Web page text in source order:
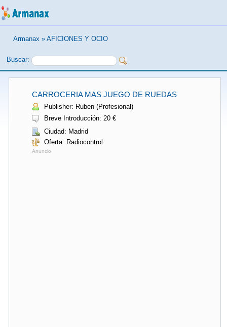
Armanax » AFICIONES Y OCIO
Buscar:
CARROCERIA MAS JUEGO DE RUEDAS
Publisher: Ruben (Profesional)
Breve Introducción: 20 €
Ciudad: Madrid
Oferta: Radiocontrol
Anuncio